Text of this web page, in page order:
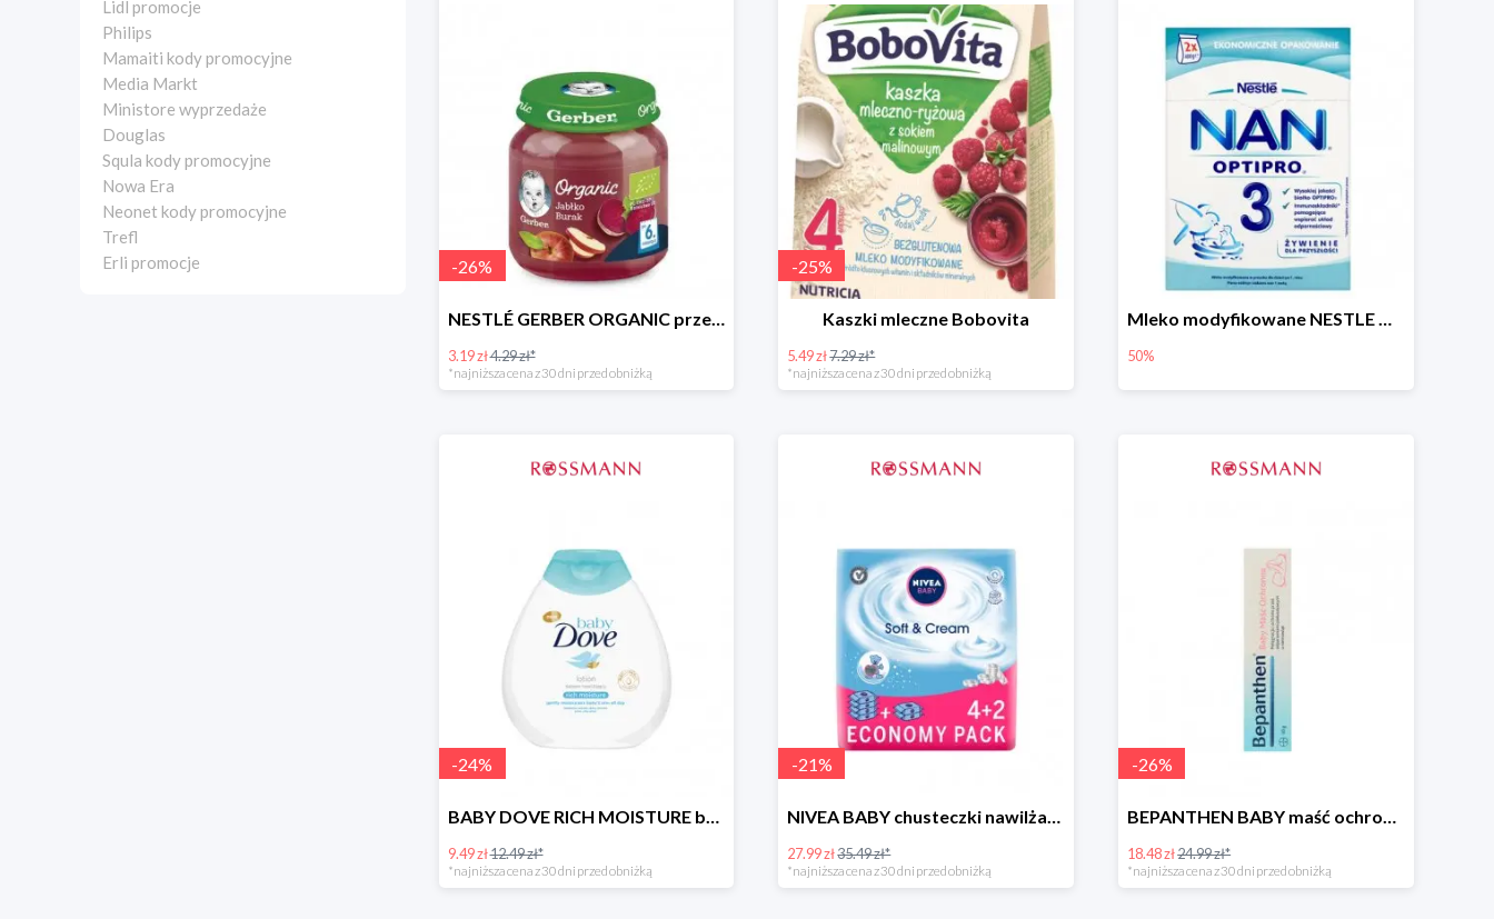
Lidl promocje
Philips
Mamaiti kody promocyjne
Media Markt
Ministore wyprzedaże
Douglas
Squla kody promocyjne
Nowa Era
Neonet kody promocyjne
Trefl
Erli promocje
-26%
NESTLÉ GERBER ORGANIC przeciery i deserki owocowe
3.19 zł4.29 zł*
*najniższa cena z 30 dni przed obniżką
-25%
Kaszki mleczne Bobovita
5.49 zł7.29 zł*
*najniższa cena z 30 dni przed obniżką
Mleko modyfikowane NESTLE NAN OPTIPRO 3 -50%
50%
-24%
BABY DOVE RICH MOISTURE balsam nawilżający
9.49 zł12.49 zł*
*najniższa cena z 30 dni przed obniżką
-21%
NIVEA BABY chusteczki nawilżane
27.99 zł35.49 zł*
*najniższa cena z 30 dni przed obniżką
-26%
BEPANTHEN BABY maść ochronna
18.48 zł24.99 zł*
*najniższa cena z 30 dni przed obniżką